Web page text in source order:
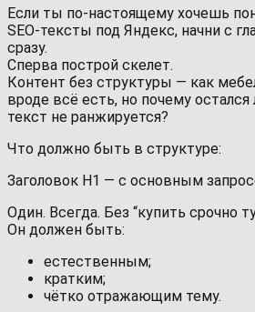
Если ты по‑настоящему хочешь
SEO‑тексты под Яндекс, начни с
сразу.
Сперва построй скелет.
Контент без структуры — как
вроде всё есть, но почему
текст не ранжируется?
Что должно быть в структуре:
Заголовок H1 — с основным
Один. Всегда. Без “купить срочно
Он должен быть:
естественным;
кратким;
чётко отражающим тему.